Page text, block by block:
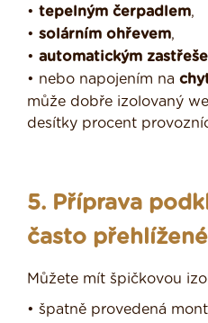
• tepelným čerpadlem,
• solárním ohřevem,
• automatickým
• nebo napojením na
může dobře izolovaný
desítky procent
5. Příprava
často
Můžete mít špičkovou
• špatně provedená